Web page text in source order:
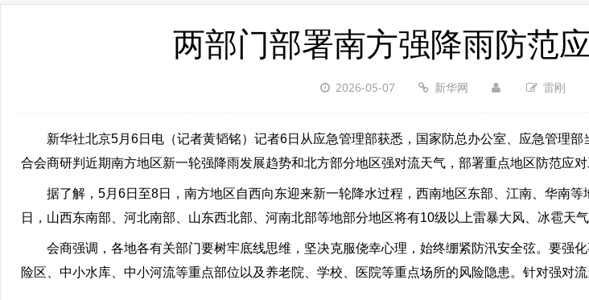
两部门部署南方强降雨防范
2026-05-07 新华网 雷刚
新华社北京5月6日电（记者黄韬铭）记者6日从应急管理部获悉，国家防总办公室、应急管理
合会商研判近期南方地区新一轮强降雨发展趋势和北方部分地区强对流天气，部署重点地区防范应对
据了解，5月6日至8日，南方地区自西向东迎来新一轮降水过程，西南地区东部、江南、华南
日，山西东南部、河北南部、山东西北部、河南北部等地部分地区将有10级以上雷暴大风、冰雹天气
会商强调，各地各有关部门要树牢底线思维，坚决克服侥幸心理，始终绷紧防汛安全弦。要强
险区、中小水库、中小河流等重点部位以及养老院、学校、医院等重点场所的风险隐患。针对强对